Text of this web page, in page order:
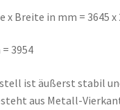
x Breite in mm = 3645 x
3954
ist äußerst stabil
aus Metall-